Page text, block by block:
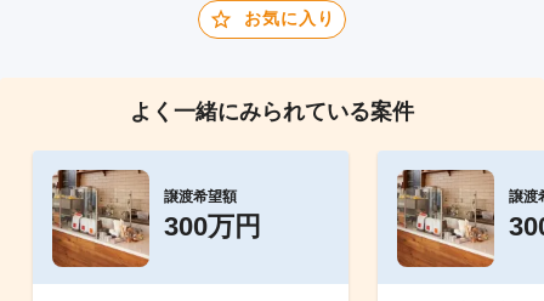
お気に入り
よく一緒にみられている案件
譲渡希望額
300万円
譲渡